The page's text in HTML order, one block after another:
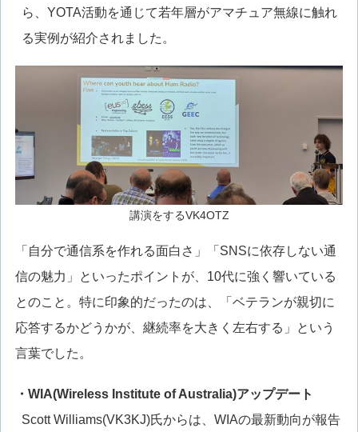
ら、YOTA活動を通じて若年層がアマチュア無線に触れ
る実例が紹介されました。
講演をするVK4OTZ
「自分で通信系を作れる面白さ」「SNSに依存しない通
信の魅力」といったポイントが、10代に強く響いている
とのこと。特に印象的だったのは、「ベテランが親切に
応答するかどうかが、継続率を大きく左右する」という
言葉でした。
・WIA(Wireless Institute of Australia)アップデート
Scott Williams(VK3KJ)氏からは、WIAの最新動向が報告